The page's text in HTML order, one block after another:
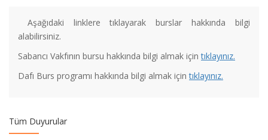
Aşağıdaki linklere tıklayarak burslar hakkında bilgi
alabilirsiniz.
Sabancı Vakfının bursu hakkında bilgi almak içintıklayınız.
Dafı Burs programı hakkında bilgi almak içintıklayınız.
Tüm Duyurular
İnsanları" Listesinde
Fizik Bölümü Öğretim Üyemize Patent Başvurusu Ödülü